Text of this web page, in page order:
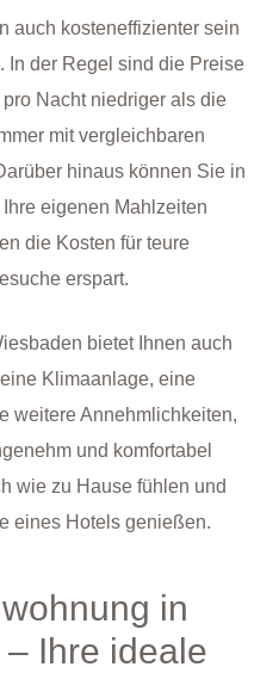
auch kosteneffizienter sein
In der Regel sind die Preise
Nacht niedriger als die
mit vergleichbaren
hinaus können Sie in
eigenen Mahlzeiten
die Kosten für teure
erspart.
bietet Ihnen auch
Klimaanlage, eine
weitere Annehmlichkeiten,
und komfortabel
wie zu Hause fühlen und
eines Hotels genießen.
in
Ihre ideale